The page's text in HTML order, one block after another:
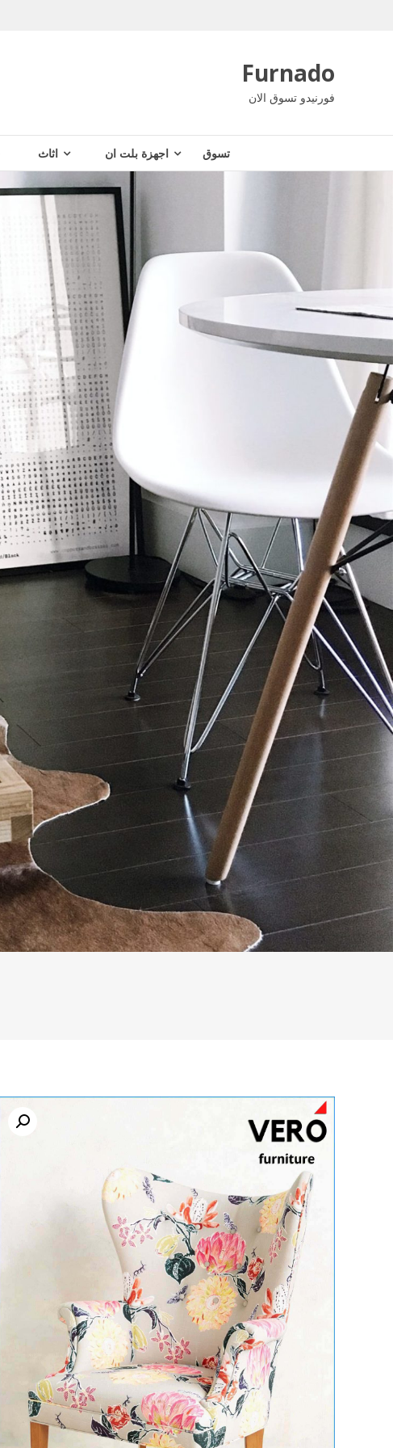
Furnado
فورنيدو تسوق الان
تسوق اجهزة بلت ان اثاث